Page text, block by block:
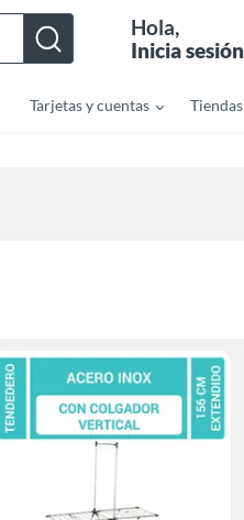
Hola,
Inicia sesión
Tarjetas y cuentas Tiendas